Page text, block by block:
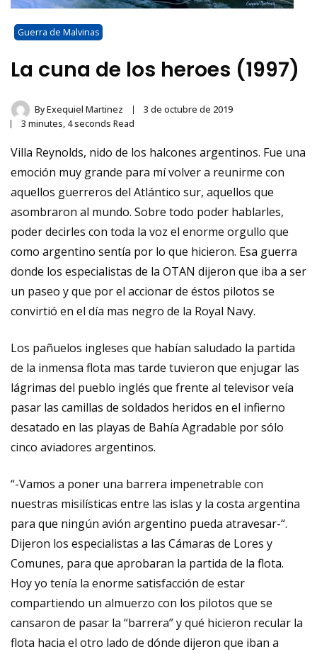
Guerra de Malvinas
La cuna de los heroes (1997)
ByExequiel Martinez
3 de octubre de 2019
3 minutes, 4 seconds Read
Villa Reynolds, nido de los halcones argentinos. Fue una
emoción muy grande para mí volver a reunirme con
aquellos guerreros del Atlántico sur, aquellos que
asombraron al mundo. Sobre todo poder hablarles,
poder decirles con toda la voz el enorme orgullo que
como argentino sentía por lo que hicieron. Esa guerra
donde los especialistas de la OTAN dijeron que iba a ser
un paseo y que por el accionar de éstos pilotos se
convirtió en el día mas negro de la Royal Navy.
Los pañuelos ingleses que habían saludado la partida
de la inmensa flota mas tarde tuvieron que enjugar las
lágrimas del pueblo inglés que frente al televisor veía
pasar las camillas de soldados heridos en el infierno
desatado en las playas de Bahía Agradable por sólo
cinco aviadores argentinos.
“-Vamos a poner una barrera impenetrable con
nuestras misilísticas entre las islas y la costa argentina
para que ningún avión argentino pueda atravesar-“.
Dijeron los especialistas a las Cámaras de Lores y
Comunes, para que aprobaran la partida de la flota.
Hoy yo tenía la enorme satisfacción de estar
compartiendo un almuerzo con los pilotos que se
cansaron de pasar la “barrera” y qué hicieron recular la
flota hacia el otro lado de dónde dijeron que iban a